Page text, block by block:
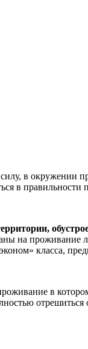
в окружении
в правильности
на
класса,
в